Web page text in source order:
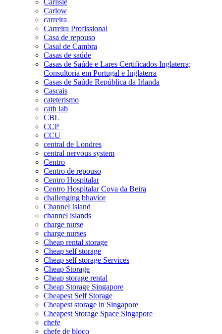
Carlow
carreira
Carreira Profissional
Casa de repouso
Casal de Cambra
Casas de saúde
Casas de Saúde e Lares Certificados Inglaterra;
Consultoria em Portugal e Inglaterra
Casas de Saúde República da Irlanda
Cascais
cateterismo
cath lab
CBL
CCP
CCU
central de Londres
central nervous system
Centro
Centro de repouso
Centro Hospitalar
Centro Hospitalar Cova da Beira
challenging bhavior
Channel Island
channel islands
charge nurse
charge nurses
Cheap rental storage
Cheap self storage
Cheap self storage Services
Cheap Storage
Cheap storage rental
Cheap Storage Singapore
Cheapest Self Storage
Cheapest storage in Singapore
Cheapest Storage Space Singapore
chefe
chefe de bloco